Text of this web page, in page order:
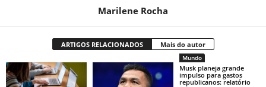
Marilene Rocha
ARTIGOS RELACIONADOS Mais do autor
Mundo
Musk planeja grande
impulso para gastos
republicanos: relatório